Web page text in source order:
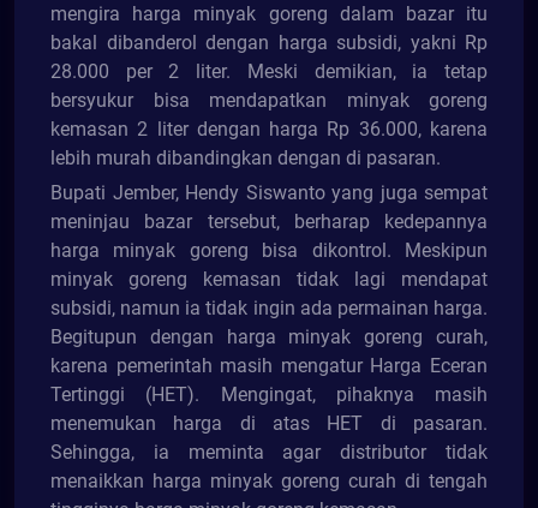
mengira harga minyak goreng dalam bazar itu
bakal dibanderol dengan harga subsidi, yakni Rp
28.000 per 2 liter. Meski demikian, ia tetap
bersyukur bisa mendapatkan minyak goreng
kemasan 2 liter dengan harga Rp 36.000, karena
lebih murah dibandingkan dengan di pasaran.
Bupati Jember, Hendy Siswanto yang juga sempat
meninjau bazar tersebut, berharap kedepannya
harga minyak goreng bisa dikontrol. Meskipun
minyak goreng kemasan tidak lagi mendapat
subsidi, namun ia tidak ingin ada permainan harga.
Begitupun dengan harga minyak goreng curah,
karena pemerintah masih mengatur Harga Eceran
Tertinggi (HET). Mengingat, pihaknya masih
menemukan harga di atas HET di pasaran.
Sehingga, ia meminta agar distributor tidak
menaikkan harga minyak goreng curah di tengah